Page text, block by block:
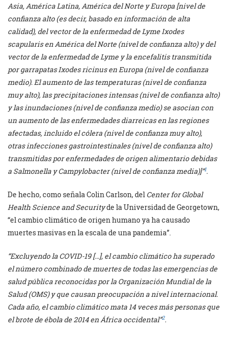
Asia, América Latina, América del Norte y Europa [nivelde
confianza alto (es decir, basado en información de alta
calidad), del vector de la enfermedad de LymeIxodes
scapularisen América del Norte (nivel de confianza alto) y del
vector de la enfermedad de Lyme y la encefalitis transmitida
por garrapatasIxodes ricinusen Europa (nivel de confianza
medio). El aumento de las temperaturas (nivel de confianza
muy alto), las precipitaciones intensas (nivel de confianza alto)
y las inundaciones (nivel de confianza medio) se asocian con
un aumento de las enfermedades diarreicas en las regiones
afectadas, incluido el cólera (nivelde confianza muy alto),
otras infecciones gastrointestinales (nivel de confianza alto)
transmitidas por enfermedades de origen alimentario debidas
a Salmonella y Campylobacter (nivel de confianza media)]”1.
De hecho, como señala Colin Carlson, del Center for Global
Health Science and Securityde la Universidad de Georgetown,
“el cambio climático de origen humano ya ha causado
muertes masivas en la escala de una pandemia”.
“Excluyendo la COVID-19 […], el cambio climático ha superado
el número combinado de muertes de todas las emergencias de
salud pública reconocidas por la Organización Mundial de la
Salud (OMS) y que causan preocupación a nivel internacional.
Cada año, el cambio climático mata 14 veces más personas que
el brote de ébola de 2014 en África occidental”2.